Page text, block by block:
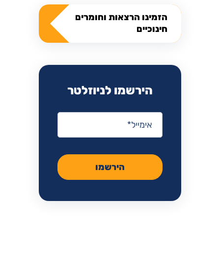
הזמינו הרצאות וחומרים
חינוכיים
הירשמו לניוזלטר
אימייל
הירשמו